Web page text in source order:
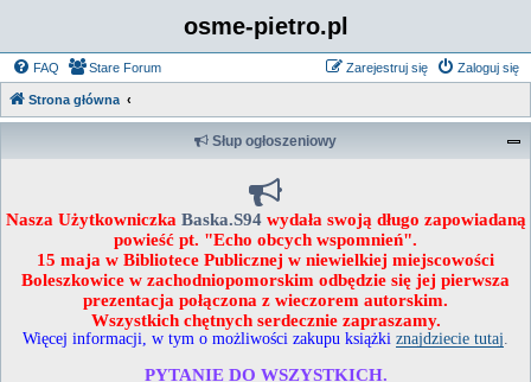
osme-pietro.pl
FAQ Zaloguj się
Zarejestruj się
Stare Forum
Strona główna
Słup ogłoszeniowy
Nasza Użytkowniczka Baska.S94 wydała swoją długo zapowiadaną
powieść pt. "Echo obcych wspomnień".
15 maja w Bibliotece Publicznej w niewielkiej miejscowości
Boleszkowice w zachodniopomorskim odbędzie się jej pierwsza
prezentacja połączona z wieczorem autorskim.
Wszystkich chętnych serdecznie zapraszamy.
Więcej informacji, w tym o możliwości zakupu książki znajdziecie tutaj
PYTANIE DO WSZYSTKICH.